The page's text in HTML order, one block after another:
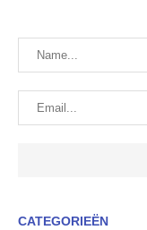
CATEGORIEËN